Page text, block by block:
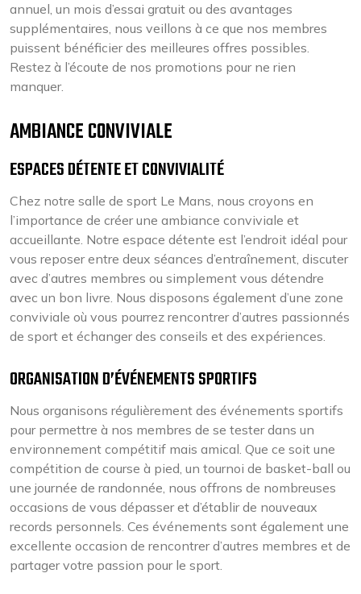
annuel, un mois d’essai gratuit ou des avantages
supplémentaires, nous veillons à ce que nos membres
puissent bénéficier des meilleures offres possibles.
Restez à l’écoute de nos promotions pour ne rien
manquer.
AMBIANCE CONVIVIALE
ESPACES DÉTENTE ET CONVIVIALITÉ
Chez notre salle de sport Le Mans, nous croyons en
l’importance de créer une ambiance conviviale et
accueillante. Notre espace détente est l’endroit idéal pour
vous reposer entre deux séances d’entraînement, discuter
avec d’autres membres ou simplement vous détendre
avec un bon livre. Nous disposons également d’une zone
conviviale où vous pourrez rencontrer d’autres passionnés
de sport et échanger des conseils et des expériences.
ORGANISATION D’ÉVÉNEMENTS SPORTIFS
Nous organisons régulièrement des événements sportifs
pour permettre à nos membres de se tester dans un
environnement compétitif mais amical. Que ce soit une
compétition de course à pied, un tournoi de basket-ball ou
une journée de randonnée, nous offrons de nombreuses
occasions de vous dépasser et d’établir de nouveaux
records personnels. Ces événements sont également une
excellente occasion de rencontrer d’autres membres et de
partager votre passion pour le sport.